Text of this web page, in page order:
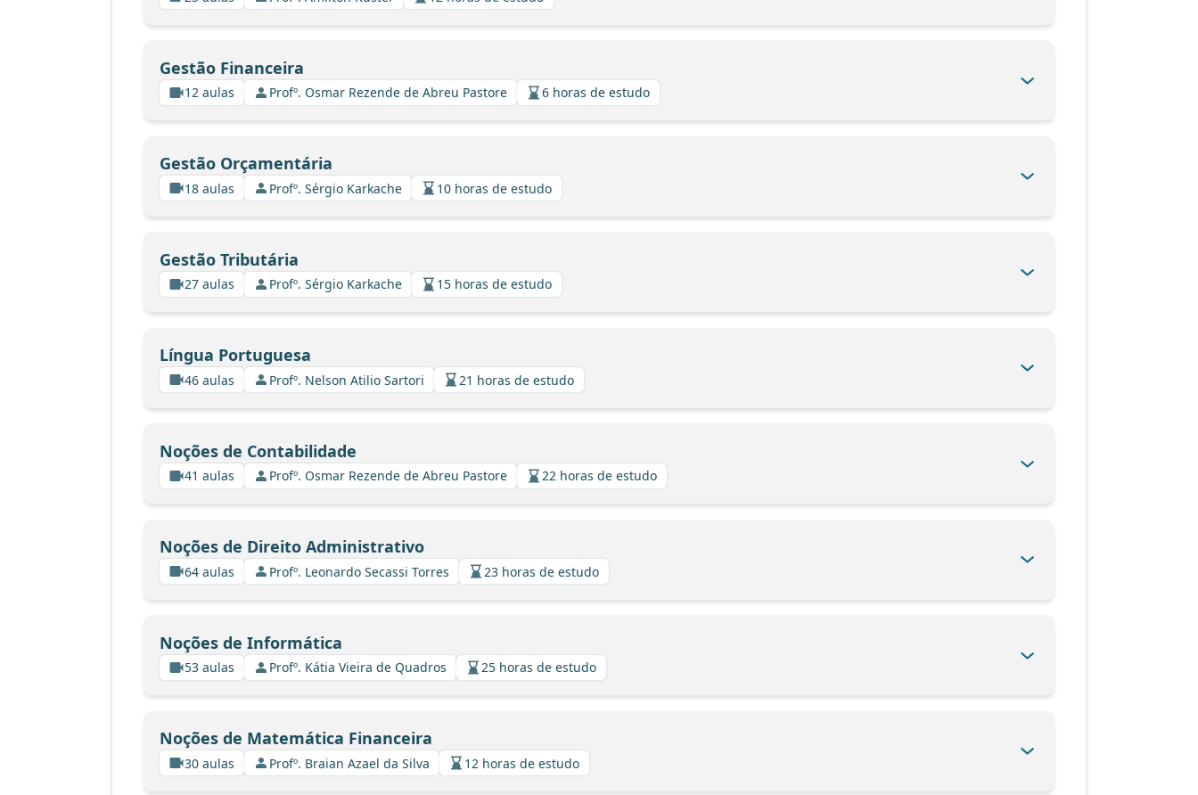
Gestão Financeira
12 aulas Profº. Osmar Rezende de Abreu Pastore 6 horas de estudo
Gestão Orçamentária
18 aulas Profº. Sérgio Karkache 10 horas de estudo
Gestão Tributária
27 aulas Profº. Sérgio Karkache 15 horas de estudo
Língua Portuguesa
46 aulas Profº. Nelson Atilio Sartori 21 horas de estudo
Noções de Contabilidade
41 aulas Profº. Osmar Rezende de Abreu Pastore 22 horas de estudo
Noções de Direito Administrativo
64 aulas Profº. Leonardo Secassi Torres 23 horas de estudo
Noções de Informática
53 aulas Profº. Kátia Vieira de Quadros 25 horas de estudo
Noções de Matemática Financeira
30 aulas Profº. Braian Azael da Silva 12 horas de estudo